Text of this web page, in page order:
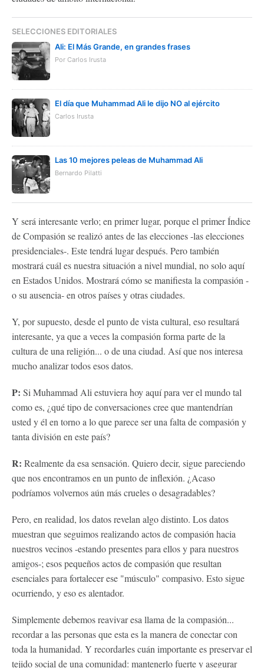
SELECCIONES EDITORIALES
Ali: El Más Grande, en grandes frases
Por Carlos Irusta
El día que Muhammad Ali le dijo NO al ejército
Carlos Irusta
Las 10 mejores peleas de Muhammad Ali
Bernardo Pilatti
Y será interesante verlo; en primer lugar, porque el primer Índice
de Compasión se realizó antes de las elecciones -las elecciones
presidenciales-. Este tendrá lugar después. Pero también
mostrará cuál es nuestra situación a nivel mundial, no solo aquí
en Estados Unidos. Mostrará cómo se manifiesta la compasión -
o su ausencia- en otros países y otras ciudades.
Y, por supuesto, desde el punto de vista cultural, eso resultará
interesante, ya que a veces la compasión forma parte de la
cultura de una religión... o de una ciudad. Así que nos interesa
mucho analizar todos esos datos.
P: Si Muhammad Ali estuviera hoy aquí para ver el mundo tal
como es, ¿qué tipo de conversaciones cree que mantendrían
usted y él en torno a lo que parece ser una falta de compasión y
tanta división en este país?
R: Realmente da esa sensación. Quiero decir, sigue pareciendo
que nos encontramos en un punto de inflexión. ¿Acaso
podríamos volvernos aún más crueles o desagradables?
Pero, en realidad, los datos revelan algo distinto. Los datos
muestran que seguimos realizando actos de compasión hacia
nuestros vecinos -estando presentes para ellos y para nuestros
amigos-; esos pequeños actos de compasión que resultan
esenciales para fortalecer ese "músculo" compasivo. Esto sigue
ocurriendo, y eso es alentador.
Simplemente debemos reavivar esa llama de la compasión...
recordar a las personas que esta es la manera de conectar con
toda la humanidad. Y recordarles cuán importante es preservar el
tejido social de una comunidad: mantenerlo fuerte y asegurar